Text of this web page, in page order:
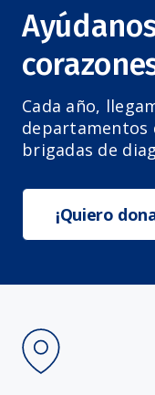
Cada año,
departamentos
brigadas de
¡Quiero